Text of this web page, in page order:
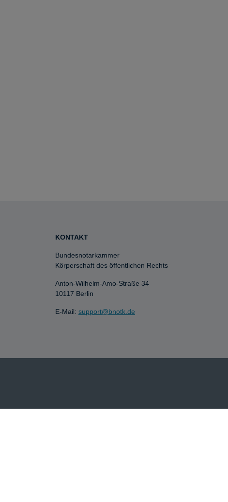
KONTAKT
Bundesnotarkammer
Körperschaft des öffentlichen Rechts
Anton-Wilhelm-Amo-Straße 34
10117 Berlin
E-Mail: support@bnotk.de